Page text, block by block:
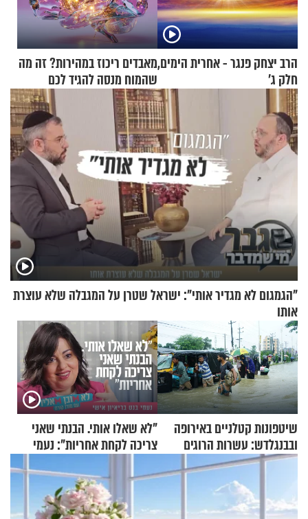
הרב יצחק פנגר - אחרית הימים,
חלק ג’
מאבדים ריכוז במהירות? זה מה
שהמוח מנסה להגיד לכם
"הגמגום לא מגדיר אותי": ישראל שטרן על המגבלה שלא עוצרת
אותו
שיטפונות קטלניים באירופה
ובבנגלדש: עשרות הרוגים
ומיליון נפגעים
"לא שאלו אותי. הבנתי שאני
צריכה לקחת אחריות": נעמי